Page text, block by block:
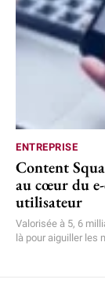
ENTREPRISE
Content
au cœur du e-
utilisateur
Valorisée à 5, 6
là pour aiguiller les